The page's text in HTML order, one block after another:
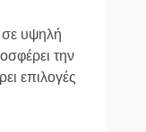
σε υψηλή
την
επιλογές